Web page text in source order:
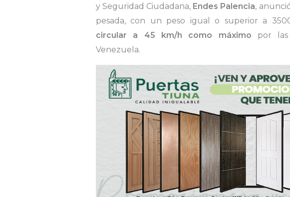
y Seguridad Ciudadana, Endes Palencia,
pesada, con un peso igual o superior a
circular a 45 km/h como máximo por las
Venezuela.